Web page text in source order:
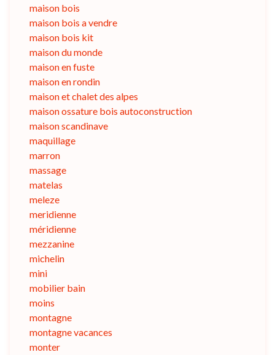
maison bois
maison bois a vendre
maison bois kit
maison du monde
maison en fuste
maison en rondin
maison et chalet des alpes
maison ossature bois autoconstruction
maison scandinave
maquillage
marron
massage
matelas
meleze
meridienne
méridienne
mezzanine
michelin
mini
mobilier bain
moins
montagne
montagne vacances
monter